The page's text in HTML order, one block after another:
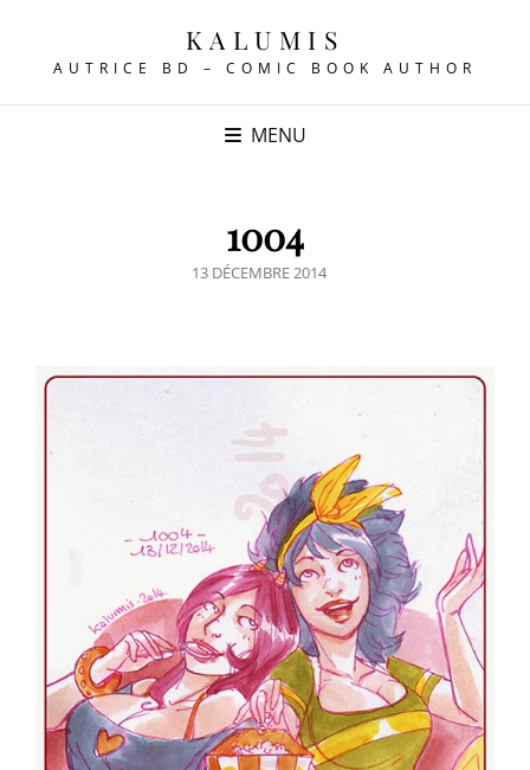
KALUMIS
AUTRICE BD – COMIC BOOK AUTHOR
MENU
1004
POSTED
13 DÉCEMBRE 2014